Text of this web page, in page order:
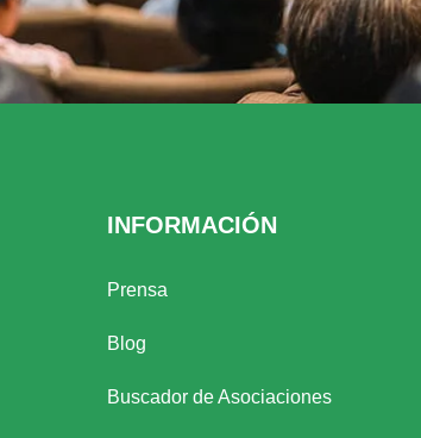
INFORMACIÓN
Prensa
Blog
Buscador de Asociaciones